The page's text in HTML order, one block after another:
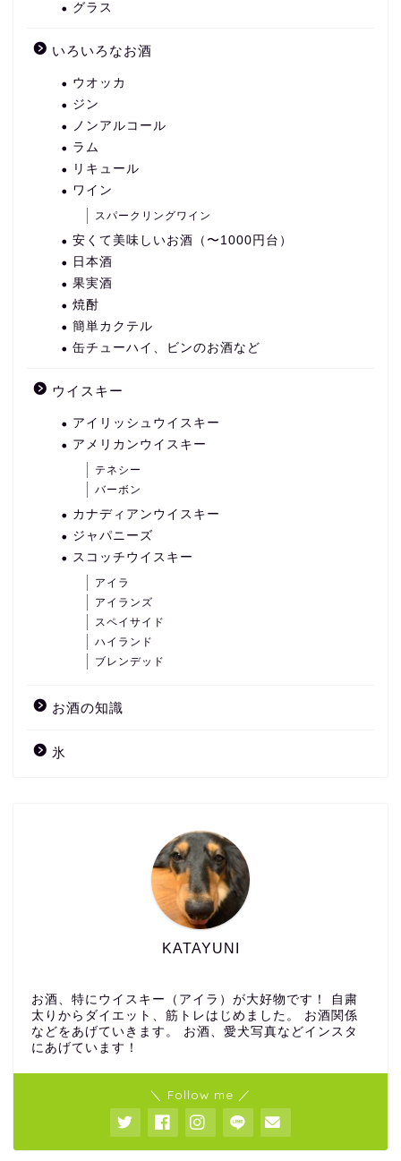
グラス
いろいろなお酒
ウオッカ
ジン
ノンアルコール
ラム
リキュール
ワイン
スパークリングワイン
安くて美味しいお酒（〜1000円台）
日本酒
果実酒
焼酎
簡単カクテル
缶チューハイ、ビンのお酒など
ウイスキー
アイリッシュウイスキー
アメリカンウイスキー
テネシー
バーボン
カナディアンウイスキー
ジャパニーズ
スコッチウイスキー
アイラ
アイランズ
スペイサイド
ハイランド
ブレンデッド
お酒の知識
氷
KATAYUNI
お酒、特にウイスキー（アイラ）が大好物です！ 自粛
太りからダイエット、筋トレはじめました。 お酒関係
などをあげていきます。 お酒、愛犬写真などインスタ
にあげています！
＼ Follow me ／